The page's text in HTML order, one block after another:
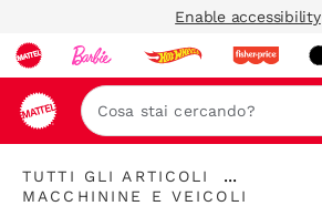
Enable accessibility
"Tutti
gli
TUTTI GLI ARTICOLI
...
Espandere
"MACCHININE E VEICOLI